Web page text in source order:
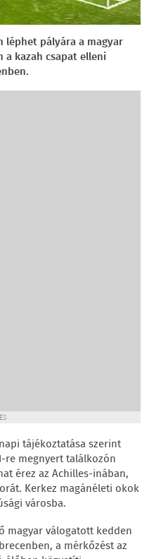
léphet pályára a magyar
kazah csapat elleni
tájékoztatása szerint
re megnyert találkozón
érez az Achilles-inában,
Kerkez magánéleti okok
városba.
magyar válogatott kedden
a mérkőzést az